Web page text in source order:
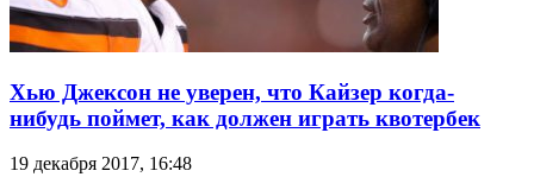
Хью Джексон не уверен, что Кайзер когда-
нибудь поймет, как должен играть квотербек
19 декабря 2017, 16:48